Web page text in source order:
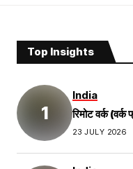
Top Insights
India
रिमोट वर्क
23 JULY 2026